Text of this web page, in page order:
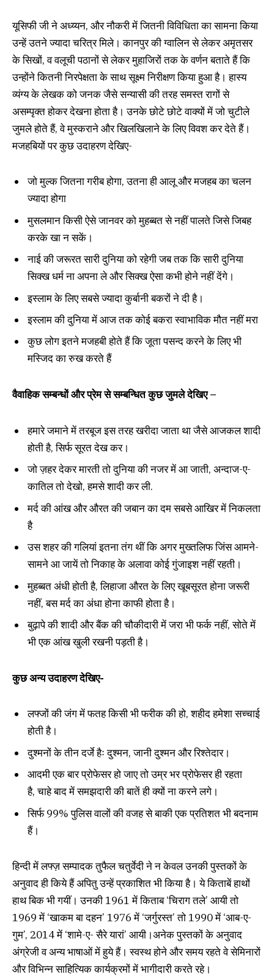
यूसिफी जी ने अध्य्यन, और नौकरी में जितनी विविधिता का सामना किया
उन्हें उतने ज्यादा चरित्र मिले। कानपुर की ग्वालिन से लेकर अमृतसर
के सिखों, व वलूची पठानों से लेकर मुहाजिरों तक के वर्णन बताते हैं कि
उन्होंने कितनी निरपेक्षता के साथ सूक्ष्म निरीक्षण किया हुआ है। हास्य
व्यंग्य के लेखक को जनक जैसे सन्यासी की तरह समस्त रागों से
असम्पृक्त होकर देखना होता है। उनके छोटे छोटे वाक्यों में जो चुटीले
जुमले होते हैं, वे मुस्कराने और खिलखिलाने के लिए विवश कर देते हैं।
मजहबियों पर कुछ उदाहरण देखिए-
जो मुल्क जितना गरीब होगा, उतना ही आलू और मजहब का चलन
ज्यादा होगा
मुसलमान किसी ऐसे जानवर को मुहब्बत से नहीं पालते जिसे जिबह
करके खा न सकें।
नाई की जरूरत सारी दुनिया को रहेगी जब तक कि सारी दुनिया
सिक्ख धर्म ना अपना ले और सिक्ख ऐसा कभी होने नहीं देंगे।
इस्लाम के लिए सबसे ज्यादा कुर्बानी बकरों ने दी है।
इस्लाम की दुनिया में आज तक कोई बकरा स्वाभाविक मौत नहीं मरा
कुछ लोग इतने मजहबी होते हैं कि जूता पसन्द करने के लिए भी
मस्जिद का रुख करते हैं
वैवाहिक सम्बन्धों और प्रेम से सम्बन्धित कुछ जुमले देखिए –
हमारे जमाने में तरबूज इस तरह खरीदा जाता था जैसे आजकल शादी
होती है, सिर्फ सूरत देख कर।
जो ज़हर देकर मारती तो दुनिया की नजर में आ जाती, अन्दाज-ए-
कातिल तो देखो, हमसे शादी कर ली.
मर्द की आंख और औरत की जबान का दम सबसे आखिर में निकलता
है
उस शहर की गलियां इतना तंग थीं कि अगर मुख्तलिफ जिंस आमने-
सामने आ जायें तो निकाह के अलावा कोई गुंजाइश नहीं रहती।
मुहब्बत अंधी होती है, लिहाजा औरत के लिए खूबसूरत होना जरूरी
नहीं, बस मर्द का अंधा होना काफी होता है।
बुढ़ापे की शादी और बैंक की चौकीदारी में जरा भी फर्क नहीं, सोते में
भी एक आंख खुली रखनी पड़ती है।
कुछ अन्य उदाहरण देखिए-
लफ्जों की जंग में फतह किसी भी फरीक की हो, शहीद हमेशा सच्चाई
होती है।
दुश्मनों के तीन दर्जे हैः दुश्मन, जानी दुश्मन और रिश्तेदार।
आदमी एक बार प्रोफेसर हो जाए तो उम्र भर प्रोफेसर ही रहता
है, चाहे बाद में समझदारी की बातें ही क्यों ना करने लगे।
सिर्फ 99% पुलिस वालों की वजह से बाकी एक प्रतिशत भी बदनाम
हैं।
हिन्दी में लफ्ज़ सम्पादक तुफैल चतुर्वेदी ने न केवल उनकी पुस्तकों के
अनुवाद ही किये हैं अपितु उन्हें प्रकाशित भी किया है। ये किताबें हाथों
हाथ बिक भी गयीं। उनकी 1961 में किताब ‘चिराग तले’ आयी तो
1969 में ‘खाकम बा दहन’ 1976 में ‘जर्गुरस्त’ तो 1990 में ‘आब-ए-
गुम’, 2014 में ‘शामे-ए- सैरे यारां’ आयी।अनेक पुस्तकों के अनुवाद
अंग्रेजी व अन्य भाषाओं में हुये हैं। स्वस्थ होने और समय रहते वे सेमिनारों
और विभिन्न साहित्यिक कार्यक्रमों में भागीदारी करते रहे।